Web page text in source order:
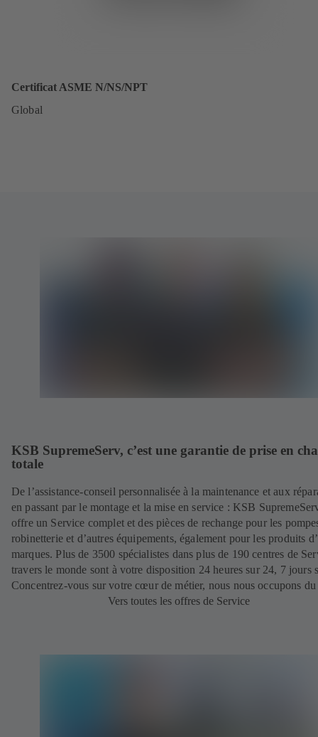
Certificat ASME N/NS/NPT
Global
KSB SupremeServ, c’est une garantie de prise en
totale
De l’assistance-conseil personnalisée à la maintenance et aux
en passant par le montage et la mise en service : KSB
offre un Service complet et des pièces de rechange pour les
robinetterie et d’autres équipements, également pour les produits
marques. Plus de 3500 spécialistes dans plus de 190 centres de
travers le monde sont à votre disposition 24 heures sur 24, 7 jours
Concentrez-vous sur votre cœur de métier, nous nous occupons du
Vers toutes les offres de Service